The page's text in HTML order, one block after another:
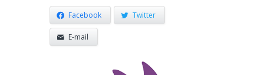
Facebook Twitter
E-mail